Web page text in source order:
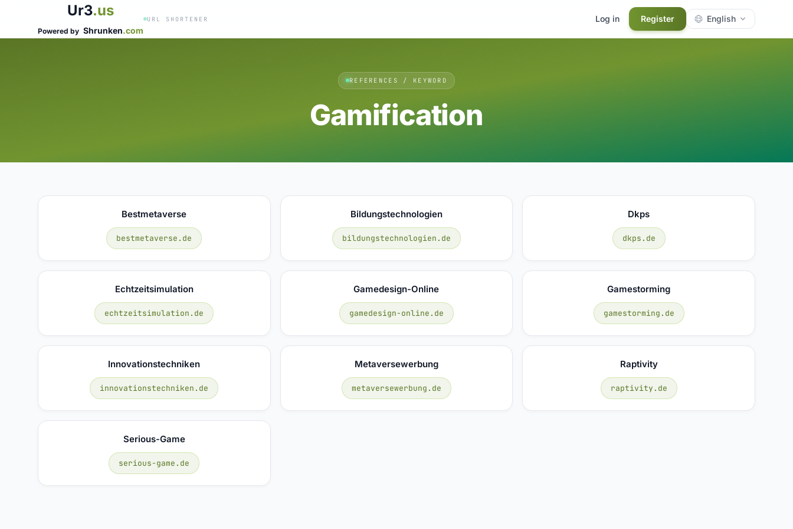
Ur3.us
Powered by Shrunken.com
URL SHORTENER Log in Register English
REFERENCES / KEYWORD
Gamification
Bestmetaverse
bestmetaverse.de
Bildungstechnologien
bildungstechnologien.de
Dkps
dkps.de
Echtzeitsimulation
echtzeitsimulation.de
Gamedesign-Online
gamedesign-online.de
Gamestorming
gamestorming.de
Innovationstechniken
innovationstechniken.de
Metaversewerbung
metaversewerbung.de
Raptivity
raptivity.de
Serious-Game
serious-game.de